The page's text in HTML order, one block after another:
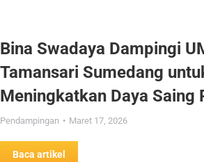
Bina Swadaya Dampingi
Tamansari Sumedang
Meningkatkan Daya Saing
Pendampingan Maret 17, 2026
Baca artikel